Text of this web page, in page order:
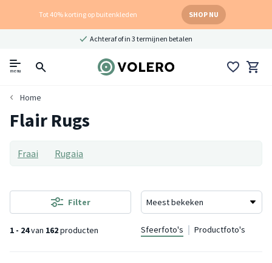
Tot 40% korting op buitenkleden SHOP NU
Achteraf of in 3 termijnen betalen
menu
Home
Flair Rugs
Fraai Rugaia
1 - 24van 162producten
Filter
Sfeerfoto's Productfoto's